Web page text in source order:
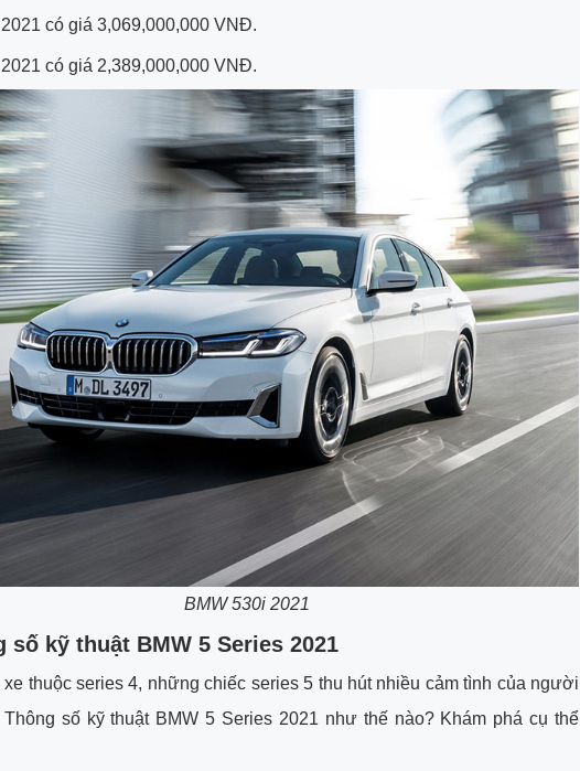
có giá 3,069,000,000 VNĐ.
có giá 2,389,000,000 VNĐ.
BMW 530i 2021
số kỹ thuật BMW 5 Series 2021
thuộc series 4, những chiếc series 5 thu hút nhiều cảm tình của người
số kỹ thuật BMW 5 Series 2021 như thế nào? Khám phá cụ thể